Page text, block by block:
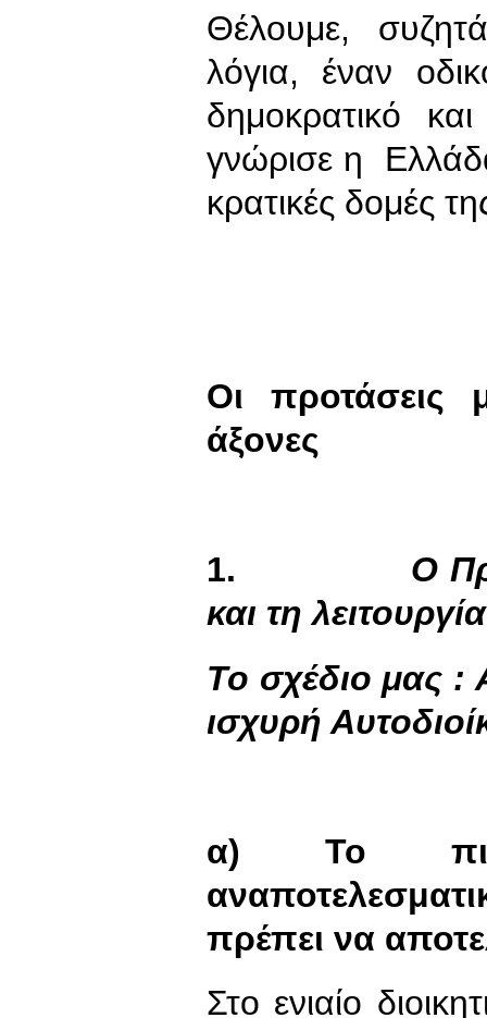
Θέλουμε,
λόγια, έναν
δημοκρατικό
γνώρισε η
κρατικές δομές
Οι προτάσεις
άξονες
1. Ο
και τη
Το σχέδιο μας :
ισχυρή
α)
Το
πρέπει να
Στο ενιαίο